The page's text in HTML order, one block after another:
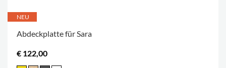
NEU
Abdeckplatte für Sara
€ 122,00